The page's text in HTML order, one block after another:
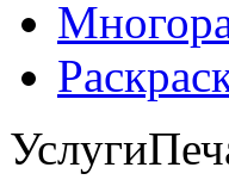
Услуги